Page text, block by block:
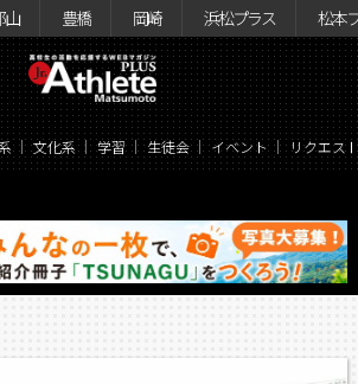
山 豊橋 岡崎 浜松プラス 松本
文化系 学習 生徒会 イベント リクエス